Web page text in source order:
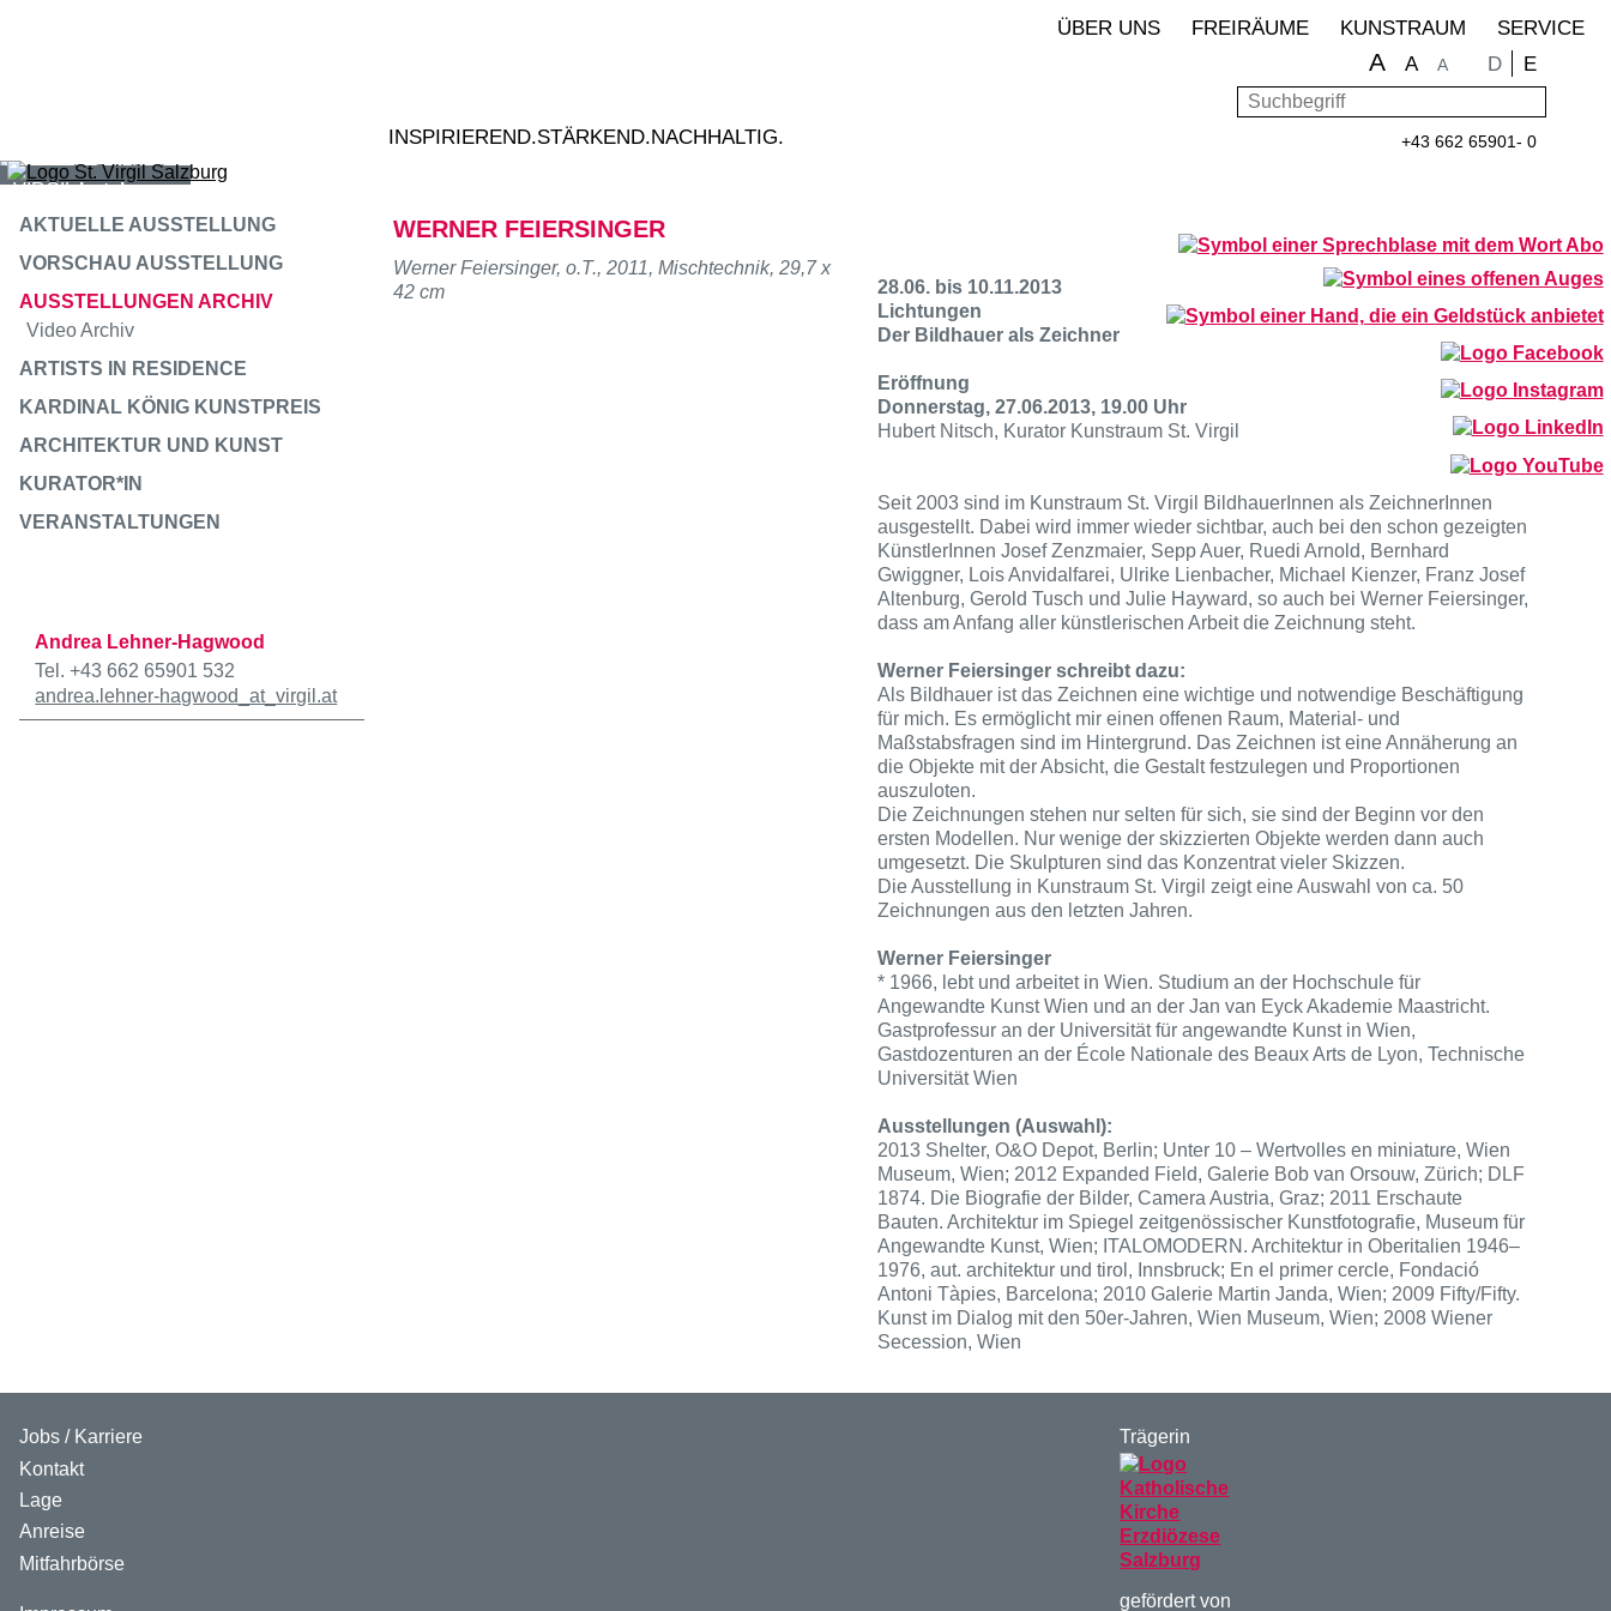
INSPIRIEREND.STÄRKEND.NACHHALTIG.
ÜBER UNS FREIRÄUME KUNSTRAUM SERVICE
A A A Sprache
D E
Suchbegriff
+43 662 65901- 0
VIRGILhotel
VIRGILkunstraum
AKTUELLE AUSSTELLUNG
VORSCHAU AUSSTELLUNG
AUSSTELLUNGEN ARCHIV
Video Archiv
ARTISTS IN RESIDENCE
KARDINAL KÖNIG KUNSTPREIS
ARCHITEKTUR UND KUNST
KURATOR*IN
VERANSTALTUNGEN
WERNER FEIERSINGER
Werner Feiersinger, o.T., 2011, Mischtechnik, 29,7 x
42 cm
28.06. bis 10.11.2013
Lichtungen
Der Bildhauer als Zeichner
Eröffnung
Donnerstag, 27.06.2013, 19.00 Uhr
Hubert Nitsch, Kurator Kunstraum St. Virgil
Seit 2003 sind im Kunstraum St. Virgil BildhauerInnen als ZeichnerInnen
ausgestellt. Dabei wird immer wieder sichtbar, auch bei den schon gezeigten
KünstlerInnen Josef Zenzmaier, Sepp Auer, Ruedi Arnold, Bernhard
Gwiggner, Lois Anvidalfarei, Ulrike Lienbacher, Michael Kienzer, Franz Josef
Altenburg, Gerold Tusch und Julie Hayward, so auch bei Werner Feiersinger,
dass am Anfang aller künstlerischen Arbeit die Zeichnung steht.
Werner Feiersinger schreibt dazu:
Als Bildhauer ist das Zeichnen eine wichtige und notwendige Beschäftigung
für mich. Es ermöglicht mir einen offenen Raum, Material- und
Maßstabsfragen sind im Hintergrund. Das Zeichnen ist eine Annäherung an
die Objekte mit der Absicht, die Gestalt festzulegen und Proportionen
auszuloten.
Die Zeichnungen stehen nur selten für sich, sie sind der Beginn vor den
ersten Modellen. Nur wenige der skizzierten Objekte werden dann auch
umgesetzt. Die Skulpturen sind das Konzentrat vieler Skizzen.
Die Ausstellung in Kunstraum St. Virgil zeigt eine Auswahl von ca. 50
Zeichnungen aus den letzten Jahren.
Werner Feiersinger
* 1966, lebt und arbeitet in Wien. Studium an der Hochschule für
Angewandte Kunst Wien und an der Jan van Eyck Akademie Maastricht.
Gastprofessur an der Universität für angewandte Kunst in Wien,
Gastdozenturen an der École Nationale des Beaux Arts de Lyon, Technische
Universität Wien
Ausstellungen (Auswahl):
2013 Shelter, O&O Depot, Berlin; Unter 10 – Wertvolles en miniature, Wien
Museum, Wien; 2012 Expanded Field, Galerie Bob van Orsouw, Zürich; DLF
1874. Die Biografie der Bilder, Camera Austria, Graz; 2011 Erschaute
Bauten. Architektur im Spiegel zeitgenössischer Kunstfotografie, Museum für
Angewandte Kunst, Wien; ITALOMODERN. Architektur in Oberitalien 1946–
1976, aut. architektur und tirol, Innsbruck; En el primer cercle, Fondació
Antoni Tàpies, Barcelona; 2010 Galerie Martin Janda, Wien; 2009 Fifty/Fifty.
Kunst im Dialog mit den 50er-Jahren, Wien Museum, Wien; 2008 Wiener
Secession, Wien
Andrea Lehner-Hagwood
Tel. +43 662 65901 532
andrea.lehner-hagwood
_at_virgil.at
Jobs / Karriere
Kontakt
Lage
Anreise
Mitfahrbörse
Trägerin
gefördert von